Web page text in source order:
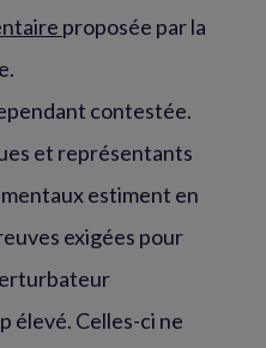
proposée par la
contestée.
et représentants
estiment en
exigées pour
élevé. Celles-ci ne